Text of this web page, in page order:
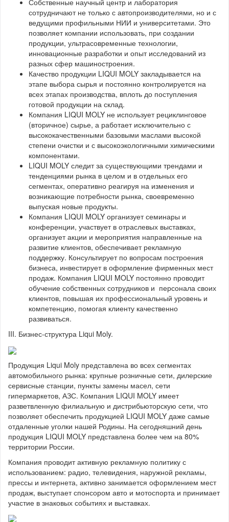
Собственные научный центр и лаборатория
сотрудничают не только с автопроизводителями, но и с
ведущими профильными НИИ и университетами. Это
позволяет компании использовать, при создании
продукции, ультрасовременные технологии,
инновационные разработки и опыт исследований из
разных сфер машиностроения.
Качество продукции LIQUI MOLY закладывается на
этапе выбора сырья и постоянно контролируется на
всех этапах производства, вплоть до поступления
готовой продукции на склад.
Компания LIQUI MOLY не использует рециклинговое
(вторичное) сырье, а работает исключительно с
высококачественными базовыми маслами высокой
степени очистки и с высокоэкологичными химическими
компонентами.
LIQUI MOLY следит за существующими трендами и
тенденциями рынка в целом и в отдельных его
сегментах, оперативно реагируя на изменения и
возникающие потребности рынка, своевременно
выпуская новые продукты.
Компания LIQUI MOLY организует семинары и
конференции, участвует в отраслевых выставках,
организует акции и мероприятия направленные на
развитие клиентов, обеспечивает рекламную
поддержку. Консультирует по вопросам построения
бизнеса, инвестирует в оформление фирменных мест
продаж. Компания LIQUI MOLY постоянно проводит
обучение собственных сотрудников и персонала своих
клиентов, повышая их профессиональный уровень и
компетенцию, помогая клиенту качественно
развиваться.
III. Бизнес-структура Liqui Moly.
Продукция Liqui Moly представлена во всех сегментах
автомобильного рынка: крупные розничные сети, дилерские
сервисные станции, пункты замены масел, сети
гипермаркетов, АЗС. Компания LIQUI MOLY имеет
разветвленную филиальную и дистрибьюторскую сети, что
позволяет обеспечить продукцией LIQUI MOLY даже самые
отдаленные уголки нашей Родины. На сегодняшний день
продукция LIQUI MOLY представлена более чем на 80%
территории России.
Компания проводит активную рекламную политику с
использованием: радио, телевидения, наружной рекламы,
прессы и интернета, активно занимается оформлением мест
продаж, выступает спонсором авто и мотоспорта и принимает
участие в знаковых событиях и выставках.